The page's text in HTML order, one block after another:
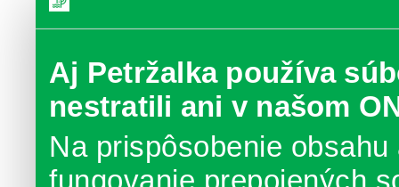
Aj Petržalka používa
nestratili ani v našom
Na prispôsobenie